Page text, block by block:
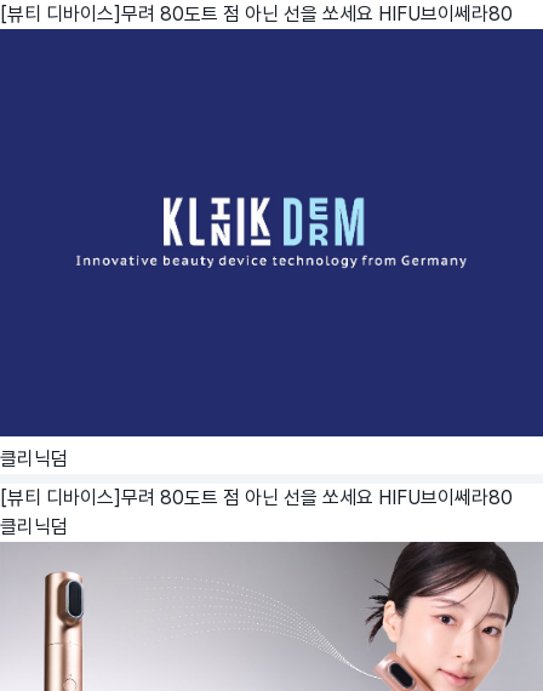
[뷰티 디바이스]무려 80도트 점 아닌 선을 쏘세요 HIFU브이쎄라80
클리닉덤
[뷰티 디바이스]무려 80도트 점 아닌 선을 쏘세요 HIFU브이쎄라80
클리닉덤